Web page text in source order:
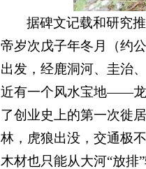
据碑文记载和研究
帝岁次戊子年冬月（约
出发，经鹿洞河、圭治
近有一个风水宝地——龙
了创业史上的第一次徙
林，虎狼出没，交通极
木材也只能从大河“放排